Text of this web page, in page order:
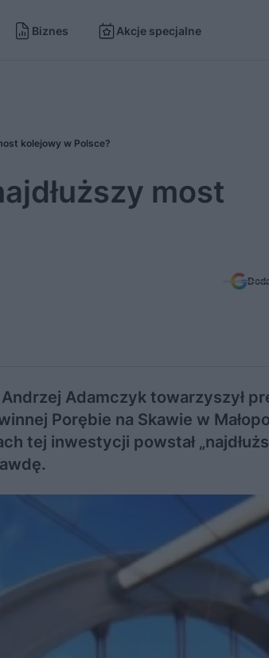
Biznes Akcje specjalne
kolejowy w Polsce?
most
Adamczyk towarzyszył
Porębie na Skawie w
tej inwestycji powstał